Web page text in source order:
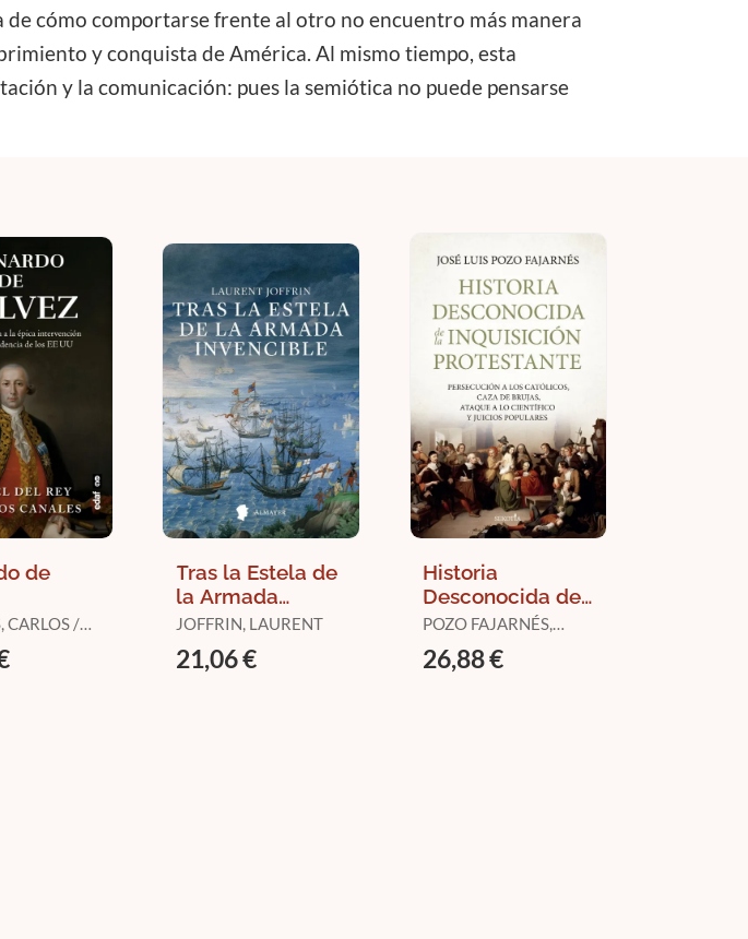
cómo comportarse frente al otro no encuentro más manera
y conquista de América. Al mismo tiempo, esta
y la comunicación: pues la semiótica no puede pensarse
de
/
Tras la Estela de
la Armada
Invencible
JOFFRIN, LAURENT
21,06 €
Historia
Desconocida de
la Inquisición
Protestante
POZO FAJARNÉS,
26,88 €